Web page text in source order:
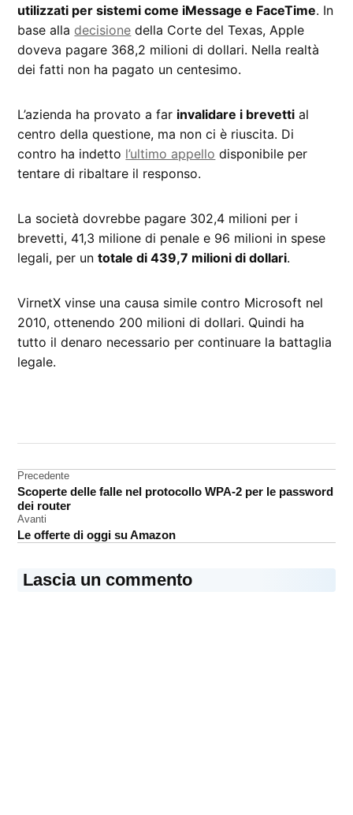
utilizzati per sistemi come iMessage e FaceTime. In
base alla decisione della Corte del Texas, Apple
doveva pagare 368,2 milioni di dollari. Nella realtà
dei fatti non ha pagato un centesimo.
L’azienda ha provato a far invalidare i brevetti al
centro della questione, ma non ci è riuscita. Di
contro ha indetto l’ultimo appello disponibile per
tentare di ribaltare il responso.
La società dovrebbe pagare 302,4 milioni per i
brevetti, 41,3 milione di penale e 96 milioni in spese
legali, per untotale di 439,7 milioni di dollari.
VirnetX vinse una causa simile contro Microsoft nel
2010, ottenendo 200 milioni di dollari. Quindi ha
tutto il denaro necessario per continuare la battaglia
legale.
causa
legale
VirnetX
Navigazione
articoli
Precedente
Scoperte delle falle nel protocollo WPA-2 per le password
dei router
Avanti
Le offerte di oggi su Amazon
Lascia un commento